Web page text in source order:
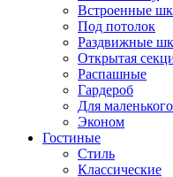
Встроенные
Под потолок
Раздвижные
Открытая
Распашные
Гардероб
Для
Эконом
Гостиные
Стиль
Классические